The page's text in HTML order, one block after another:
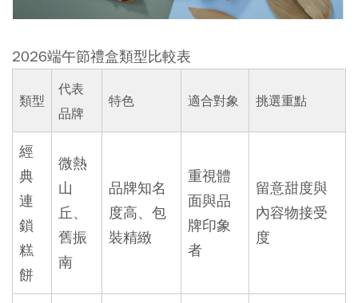
2026端午節禮盒類型比較表
類型
代表
品牌
特色 適合對象 挑選重點
經
典
連
鎖
糕
餅
微熱
山
丘、
舊振
南
品牌知名
度高、包
裝精緻
重視體
面與品
牌印象
者
留意甜度與
內容物接受
度